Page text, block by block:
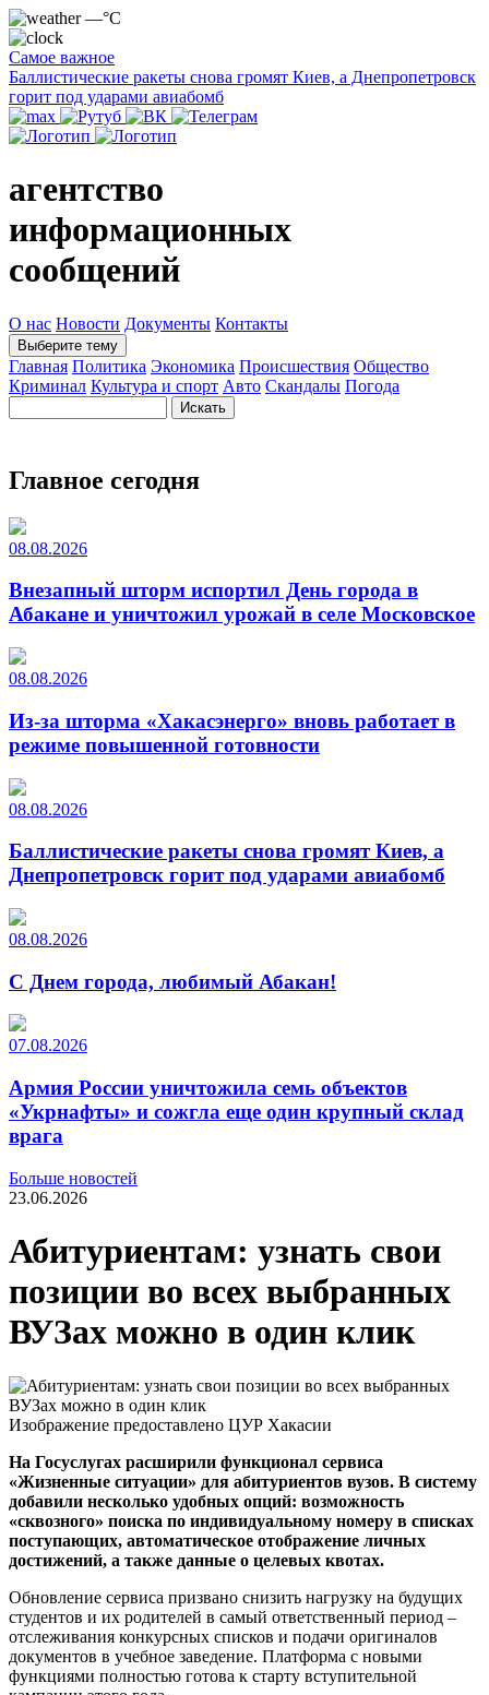
—°C
Самое важное
Баллистические ракеты снова громят Киев, а Днепропетровск
горит под ударами авиабомб
агентство
информационных
сообщений
О нас Новости Документы Контакты
Выберите тему
Главная Политика Экономика Происшествия Общество
Криминал Культура и спорт Авто Скандалы Погода
Главное сегодня
08.08.2026
Внезапный шторм испортил День города в
Абакане и уничтожил урожай в селе Московское
08.08.2026
Из-за шторма «Хакасэнерго» вновь работает в
режиме повышенной готовности
08.08.2026
Баллистические ракеты снова громят Киев, а
Днепропетровск горит под ударами авиабомб
08.08.2026
С Днем города, любимый Абакан!
07.08.2026
Армия России уничтожила семь объектов
«Укрнафты» и сожгла еще один крупный склад
врага
Больше новостей
23.06.2026
Абитуриентам: узнать свои
позиции во всех выбранных
ВУЗах можно в один клик
Изображение предоставлено ЦУР Хакасии
На Госуслугах расширили функционал сервиса
«Жизненные ситуации» для абитуриентов вузов. В систему
добавили несколько удобных опций: возможность
«сквозного» поиска по индивидуальному номеру в списках
поступающих, автоматическое отображение личных
достижений, а также данные о целевых квотах.
Обновление сервиса призвано снизить нагрузку на будущих
студентов и их родителей в самый ответственный период –
отслеживания конкурсных списков и подачи оригиналов
документов в учебное заведение. Платформа с новыми
функциями полностью готова к старту вступительной